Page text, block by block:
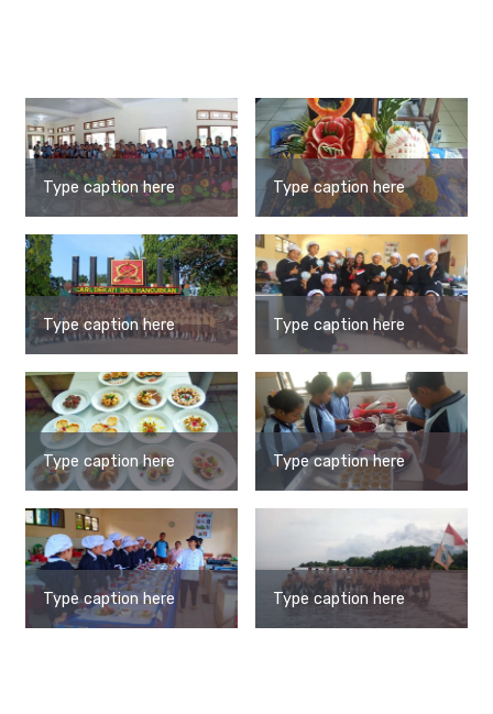
Type caption here Type caption here
Type caption here Type caption here
Type caption here Type caption here
Type caption here Type caption here